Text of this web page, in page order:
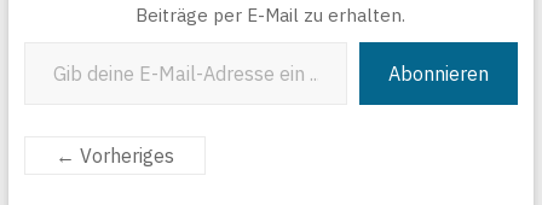
Beiträge per E-Mail zu erhalten.
Abonnieren
← Vorheriges